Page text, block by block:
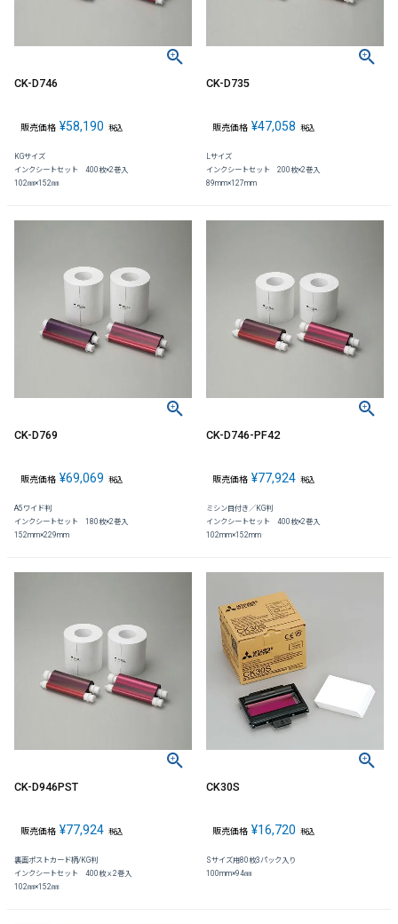
CK-D746
販売価格 ¥58,190 税込
KGサイズ
インクシートセット 400枚×2巻入
102㎜×152㎜
CK-D735
販売価格 ¥47,058 税込
Lサイズ
インクシートセット 200枚×2巻入
89mm×127mm
CK-D769
販売価格 ¥69,069 税込
A5ワイド判
インクシートセット 180枚×2巻入
152mm×229mm
CK-D746-PF42
販売価格 ¥77,924 税込
ミシン目付き／KG判
インクシートセット 400枚×2巻入
102mm×152mm
CK-D946PST
販売価格 ¥77,924 税込
裏面ポストカード柄/KG判
インクシートセット 400枚ｘ2巻入
102㎜×152㎜
CK30S
販売価格 ¥16,720 税込
Sサイズ用80枚3パック入り
100mm×94㎜